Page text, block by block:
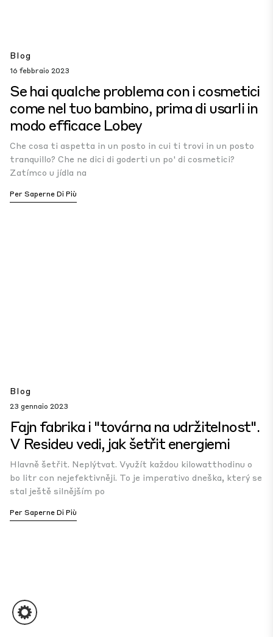
Blog
16 febbraio 2023
Se hai qualche problema con i cosmetici
come nel tuo bambino, prima di usarli in
modo efficace Lobey
Che cosa ti aspetta in un posto in cui ti trovi in un posto
tranquillo? Che ne dici di goderti un po' di cosmetici?
Zatímco u jídla na
Per Saperne Di Più
Blog
23 gennaio 2023
Fajn fabrika i "továrna na udržitelnost".
V Resideu vedi, jak šetřit energiemi
Hlavně šetřit. Neplýtvat. Využít každou kilowatthodinu o
bo litr con nejefektivněji. To je imperativo dneška, který se
stal ještě silnějším po
Per Saperne Di Più